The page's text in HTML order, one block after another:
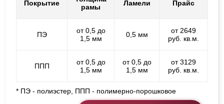
Покрытие
рамы
Ламели Прайс
ПЭ
от 0,5 до
1,5 мм
0,5 мм
от 2649
руб. кв.м.
ППП
от 0,5 до
1,5 мм
от 0,5 до
1,5 мм
от 3129
руб. кв.м.
* ПЭ - полиэстер, ППП - полимерно-порошковое